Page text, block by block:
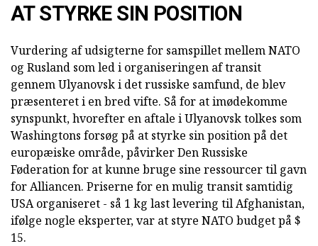
AT STYRKE SIN POSITION
Vurdering af udsigterne for samspillet mellem NATO
og Rusland som led i organiseringen af transit
gennem Ulyanovsk i det russiske samfund, de blev
præsenteret i en bred vifte. Så for at imødekomme
synspunkt, hvorefter en aftale i Ulyanovsk tolkes som
Washingtons forsøg på at styrke sin position på det
europæiske område, påvirker Den Russiske
Føderation for at kunne bruge sine ressourcer til gavn
for Alliancen. Priserne for en mulig transit samtidig
USA organiseret - så 1 kg last levering til Afghanistan,
ifølge nogle eksperter, var at styre NATO budget på $
15.